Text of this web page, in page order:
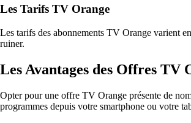
Les Tarifs TV Orange
Les tarifs des abonnements TV Orange varient
ruiner.
Les Avantages des Offres TV
Opter pour une offre TV Orange présente de
programmes depuis votre smartphone ou votre